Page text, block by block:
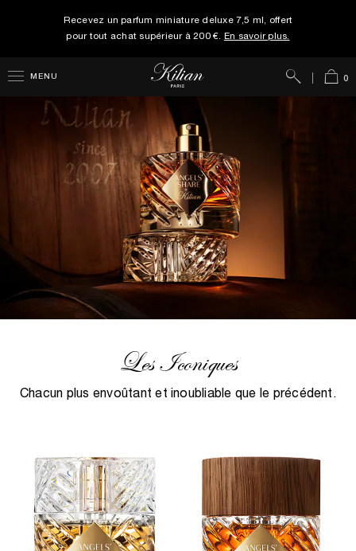
Recevez un parfum miniature deluxe 7,5 ml, offert
pour tout achat supérieur à 200 €. En savoir plus.
MENU 0
Rechercher
Les Iconiques
Chacun plus envoûtant et inoubliable que le précédent.